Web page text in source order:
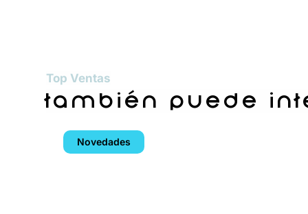
Top Ventas
también puede
Novedades